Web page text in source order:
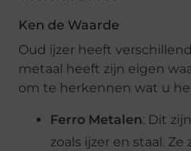
Ken de Waarde
Oud ijzer heeft
metaal heeft zijn eigen
om te herkennen wat u
Ferro Metalen: Dit
zoals ijzer en staal.